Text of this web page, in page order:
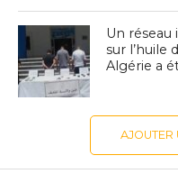
Un
sur l’huile
Algérie a
AJOUTER